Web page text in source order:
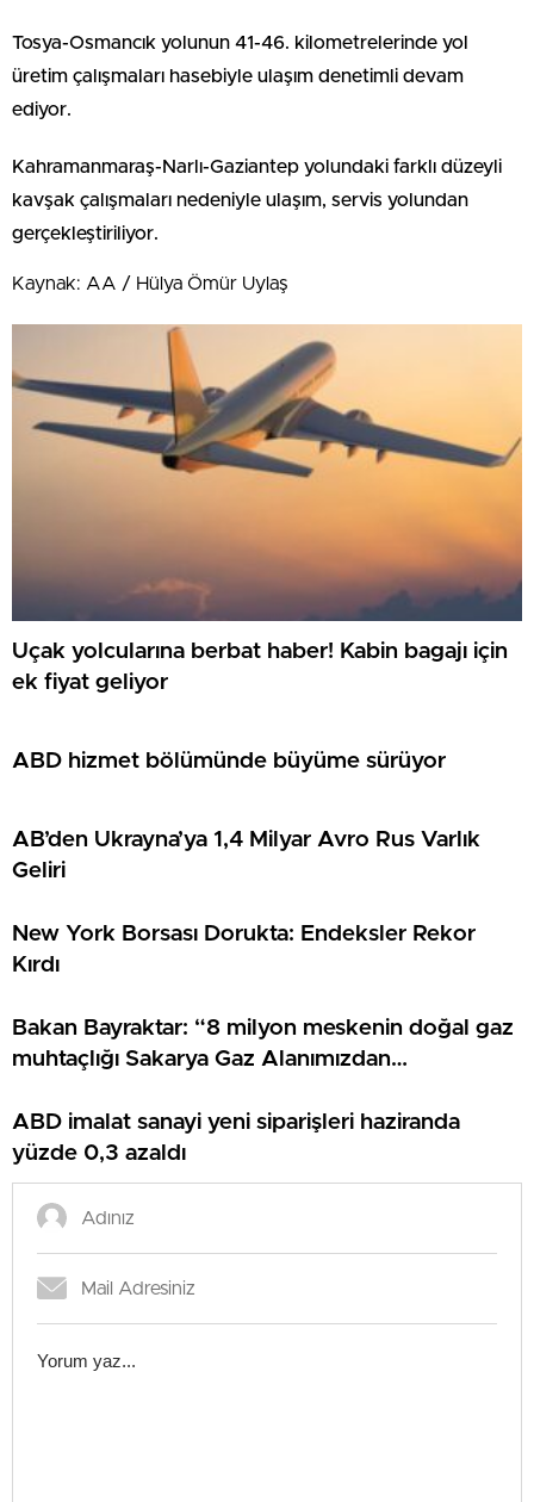
Tosya-Osmancık yolunun 41-46. kilometrelerinde yol
üretim çalışmaları hasebiyle ulaşım denetimli devam
ediyor.
Kahramanmaraş-Narlı-Gaziantep yolundaki farklı düzeyli
kavşak çalışmaları nedeniyle ulaşım, servis yolundan
gerçekleştiriliyor.
Kaynak: AA / Hülya Ömür Uylaş
Uçak yolcularına berbat haber! Kabin bagajı için
ek fiyat geliyor
ABD hizmet bölümünde büyüme sürüyor
AB’den Ukrayna’ya 1,4 Milyar Avro Rus Varlık
Geliri
New York Borsası Dorukta: Endeksler Rekor
Kırdı
Bakan Bayraktar: “8 milyon meskenin doğal gaz
muhtaçlığı Sakarya Gaz Alanımızdan
ABD imalat sanayi yeni siparişleri haziranda
yüzde 0,3 azaldı